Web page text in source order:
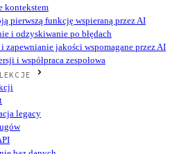
kontekstem
pierwszą funkcję wspieraną przez AI
i odzyskiwanie po błędach
zapewnianie jakości wspomagane przez AI
i współpraca zespołowa
legacy